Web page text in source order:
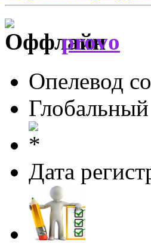
provo
Опелевод
Дата